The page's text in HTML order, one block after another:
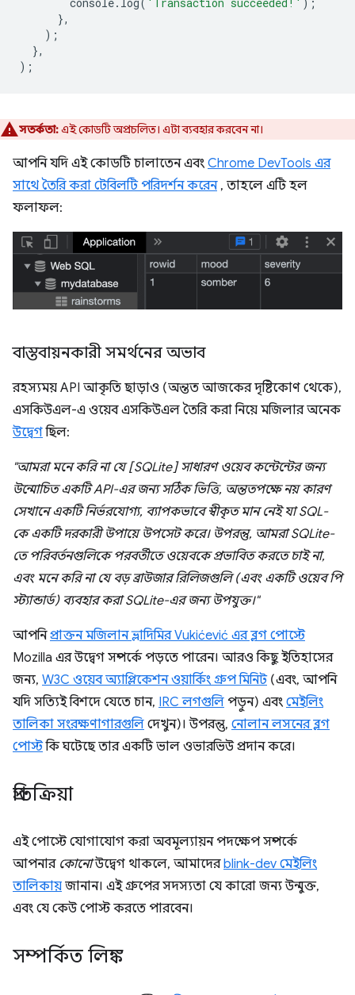
console. log( 'Transaction succeeded!' );
},
);
},
);
সতর্কতা:এই কোডটি অপ্রচলিত। এটা ব্যবহার করবেন না।
আপনি যদি এই কোডটি চালাতেন এবং Chrome DevTools এর
সাথে তৈরি করা টেবিলটি পরিদর্শন করেন, তাহলে এটি হল
ফলাফল:
বাস্তবায়নকারী সমর্থনের অভাব
রহস্যময় API আকৃতি ছাড়াও (অন্তত আজকের দৃষ্টিকোণ থেকে),
এসকিউএল-এ ওয়েব এসকিউএল তৈরি করা নিয়ে মজিলার অনেক
উদ্বেগছিল:
"আমরা মনে করি না যে [SQLite] সাধারণ ওয়েব কন্টেন্টের জন্য
উন্মোচিত একটি API-এর জন্য সঠিক ভিত্তি, অন্ততপক্ষে নয় কারণ
সেখানে একটি নির্ভরযোগ্য, ব্যাপকভাবে স্বীকৃত মান নেই যা SQL-
কে একটি দরকারী উপায়ে উপসেট করে। উপরন্তু, আমরা SQLite-
তে পরিবর্তনগুলিকে পরবর্তীতে ওয়েবকে প্রভাবিত করতে চাই না,
এবং মনে করি না যে বড় ব্রাউজার রিলিজগুলি (এবং একটি ওয়েব পি
স্ট্যান্ডার্ড) ব্যবহার করা SQLite-এর জন্য উপযুক্ত।"
আপনিপ্রাক্তন মজিলান ভ্লাদিমির Vukićević এর ব্লগ পোস্টে
Mozilla এর উদ্বেগ সম্পর্কে পড়তে পারেন। আরও কিছু ইতিহাসের
জন্য, W3C ওয়েব অ্যাপ্লিকেশন ওয়ার্কিং গ্রুপ মিনিট(এবং, আপনি
যদি সত্যিই বিশদে যেতে চান, IRC লগগুলি পড়ুন) এবং মেইলিং
তালিকা সংরক্ষণাগারগুলি দেখুন)। উপরন্তু, নোলান লসনের ব্লগ
পোস্টকি ঘটেছে তার একটি ভাল ওভারভিউ প্রদান করে।
প্রতিক্রিয়া
এই পোস্টে যোগাযোগ করা অবমূল্যায়ন পদক্ষেপ সম্পর্কে
আপনার কোনোউদ্বেগ থাকলে, আমাদেরblink-dev মেইলিং
তালিকায় জানান। এই গ্রুপের সদস্যতা যে কারো জন্য উন্মুক্ত,
এবং যে কেউ পোস্ট করতে পারবেন।
সম্পর্কিত লিঙ্ক